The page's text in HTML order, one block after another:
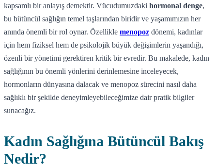
kapsamlı bir anlayış demektir. Vücudumuzdaki hormonal denge,
bu bütüncül sağlığın temel taşlarından biridir ve yaşamımızın her
anında önemli bir rol oynar. Özellikle menopoz dönemi, kadınlar
için hem fiziksel hem de psikolojik büyük değişimlerin yaşandığı,
özenli bir yönetimi gerektiren kritik bir evredir. Bu makalede, kadın
sağlığının bu önemli yönlerini derinlemesine inceleyecek,
hormonların dünyasına dalacak ve menopoz sürecini nasıl daha
sağlıklı bir şekilde deneyimleyebileceğimize dair pratik bilgiler
sunacağız.
Kadın Sağlığına Bütüncül Bakış
Nedir?